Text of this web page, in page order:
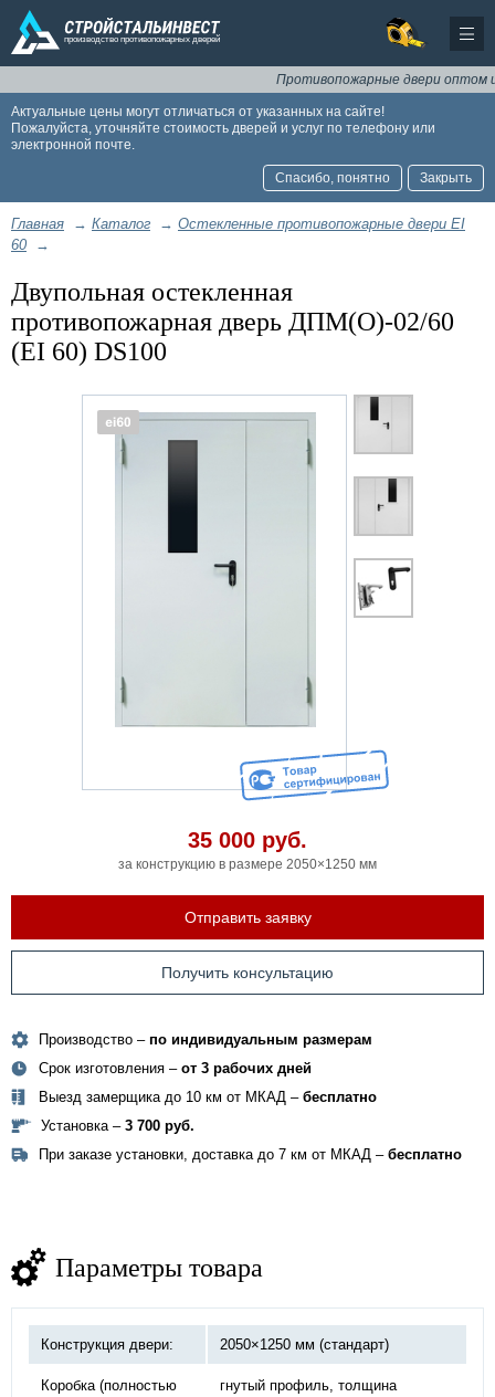
Противопожарные двери оптом и в
Актуальные цены могут отличаться от указанных на сайте!
Пожалуйста, уточняйте стоимость дверей и услуг по телефону или
электронной почте.
Спасибо, понятно Закрыть
Главная → Каталог → Остекленные противопожарные двери EI
60 →
Двупольная остекленная
противопожарная дверь ДПМ(О)-02/60
(EI 60) DS100
35 000 руб.
за конструкцию в размере 2050×1250 мм
Отправить заявку
Получить консультацию
Производство – по индивидуальным размерам
Срок изготовления – от 3 рабочих дней
Выезд замерщика до 10 км от МКАД – бесплатно
Установка – 3 700 руб.
При заказе установки, доставка до 7 км от МКАД – бесплатно
Параметры товара
Конструкция двери: 2050×1250 мм (стандарт)
Коробка (полностью
гнутый профиль, толщина